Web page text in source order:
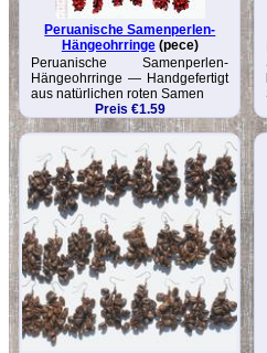
Peruanische Samenperlen-
Hängeohrringe(pece)
Peruanische Samenperlen-
Hängeohrringe — Handgefertigt
aus natürlichen roten Samen
Preis €1.59